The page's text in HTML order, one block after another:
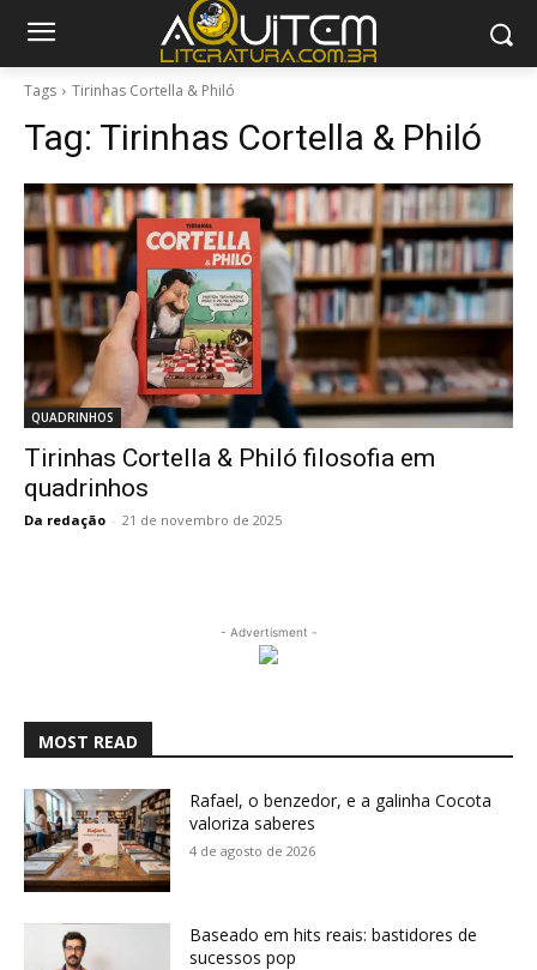
Tags Tirinhas Cortella & Philó
Tag: Tirinhas Cortella & Philó
QUADRINHOS
Tirinhas Cortella & Philó filosofia em
quadrinhos
Da redação - 21 de novembro de 2025
- Advertisment -
MOST READ
Rafael, o benzedor, e a galinha Cocota
valoriza saberes
4 de agosto de 2026
Baseado em hits reais: bastidores de
sucessos pop